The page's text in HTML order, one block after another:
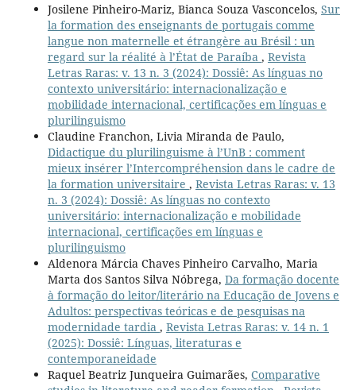
Josilene Pinheiro-Mariz, Bianca Souza Vasconcelos, Sur
la formation des enseignants de portugais comme
langue non maternelle et étrangère au Brésil : un
regard sur la réalité à l’État de Paraíba , Revista
Letras Raras: v. 13 n. 3 (2024): Dossiê: As línguas no
contexto universitário: internacionalização e
mobilidade internacional, certificações em línguas e
plurilinguismo
Claudine Franchon, Livia Miranda de Paulo,
Didactique du plurilinguisme à l’UnB : comment
mieux insérer l’Intercompréhension dans le cadre de
la formation universitaire , Revista Letras Raras: v. 13
n. 3 (2024): Dossiê: As línguas no contexto
universitário: internacionalização e mobilidade
internacional, certificações em línguas e
plurilinguismo
Aldenora Márcia Chaves Pinheiro Carvalho, Maria
Marta dos Santos Silva Nóbrega, Da formação docente
à formação do leitor/literário na Educação de Jovens e
Adultos: perspectivas teóricas e de pesquisas na
modernidade tardia , Revista Letras Raras: v. 14 n. 1
(2025): Dossiê: Línguas, literaturas e
contemporaneidade
Raquel Beatriz Junqueira Guimarães, Comparative